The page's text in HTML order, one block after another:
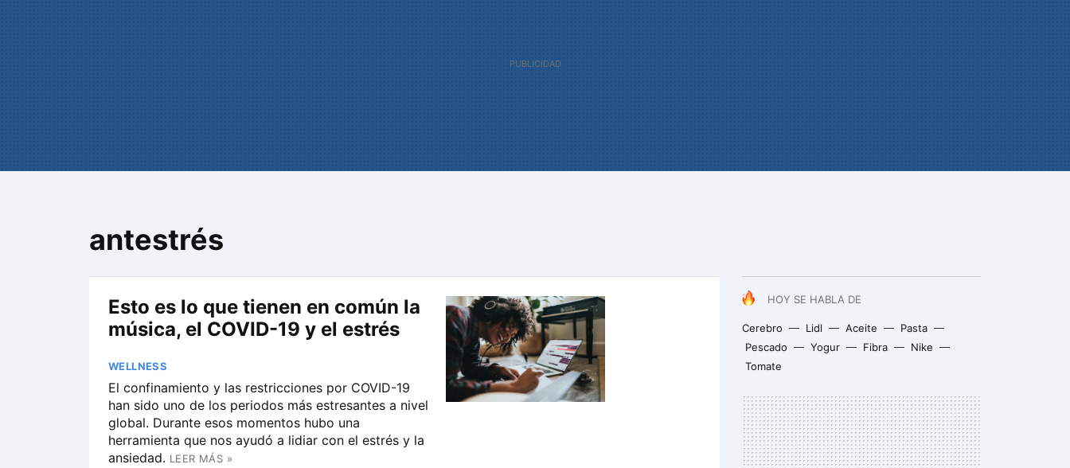
antestrés
HOY SE HABLA DE
Cerebro Lidl Aceite
Pasta
Pescado
Yogur Fibra
Nike
Tomate
Esto es lo que tienen en común la
música, el COVID-19 y el estrés
WELLNESS
El confinamiento y las restricciones por COVID-19
han sido uno de los periodos más estresantes a nivel
global. Durante esos momentos hubo una
herramienta que nos ayudó a lidiar con el estrés y la
ansiedad. LEER MÁS »